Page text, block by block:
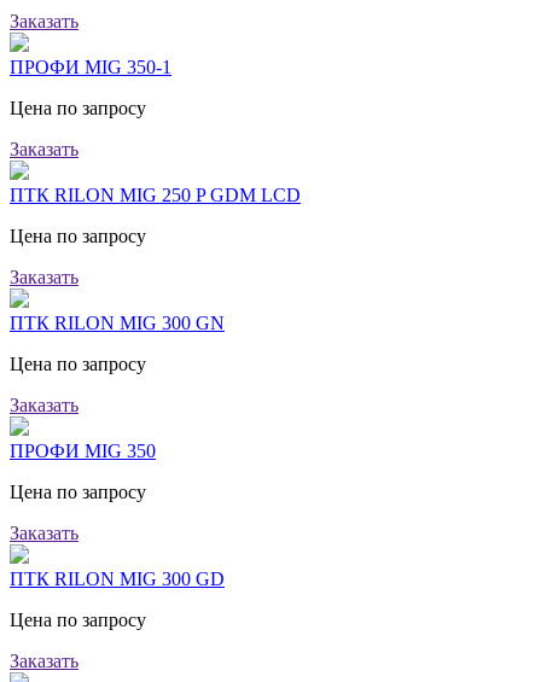
Заказать
ПРОФИ MIG 350-1
Цена по запросу
Заказать
ПТК RILON MIG 250 P GDM LCD
Цена по запросу
Заказать
ПТК RILON MIG 300 GN
Цена по запросу
Заказать
ПРОФИ MIG 350
Цена по запросу
Заказать
ПТК RILON MIG 300 GD
Цена по запросу
Заказать